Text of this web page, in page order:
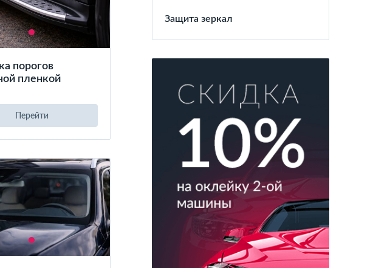
порогов
пленкой
Перейти
Защита зеркал